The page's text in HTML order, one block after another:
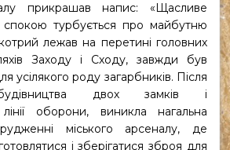
прикрашав напис: «Щасливе
спокою турбується про майбутню
лежав на перетині головних
Заходу і Сходу, завжди був
усілякого роду загарбників. Після
двох замків і
лінії оборони, виникла нагальна
міського арсеналу, де
і зберігатися зброя для